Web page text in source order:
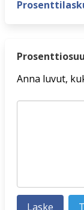
Anna luvut,